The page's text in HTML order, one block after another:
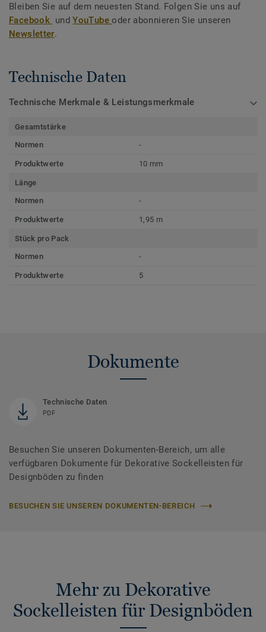
Bleiben Sie auf dem neuesten Stand. Folgen Sie uns auf
Facebook undYouTubeoder abonnieren Sie unseren
Newsletter.
Technische Daten
Technische Merkmale & Leistungsmerkmale
Gesamtstärke
Normen
-
Produktwerte 10 mm
Länge
Normen
-
Produktwerte 1,95 m
Stück pro Pack
Normen
-
Produktwerte 5
Dokumente
Technische Daten
PDF
Besuchen Sie unseren Dokumenten-Bereich, um alle
verfügbaren Dokumente für Dekorative Sockelleisten für
Designböden zu finden
BESUCHEN SIE UNSEREN DOKUMENTEN-BEREICH
Mehr zu Dekorative
Sockelleisten für Designböden